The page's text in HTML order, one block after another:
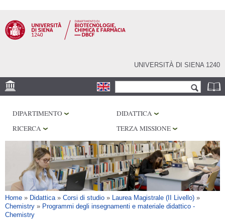
contenuto
principale
UNIVERSITÀ DI SIENA 1240
Form di ricerca
CENTRI DI RICERCA
LABORATORI
BIBLIOTECHE
SERVIZI
DIPARTIMENTO
DIDATTICA
RICERCA
TERZA MISSIONE
Tu sei qui
Home » Didattica» Corsi di studio » Laurea Magistrale (II Livello) »
Chemistry » Programmi degli insegnamenti e materiale didattico -
Chemistry